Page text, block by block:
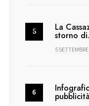
La
storno
5